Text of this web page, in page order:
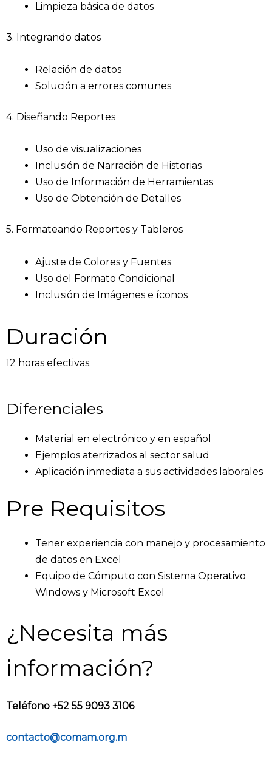
Limpieza básica de datos
3. Integrando datos
Relación de datos
Solución a errores comunes
4. Diseñando Reportes
Uso de visualizaciones
Inclusión de Narración de Historias
Uso de Información de Herramientas
Uso de Obtención de Detalles
5. Formateando Reportes y Tableros
Ajuste de Colores y Fuentes
Uso del Formato Condicional
Inclusión de Imágenes e íconos
Duración
12 horas efectivas.
Diferenciales
Material en electrónico y en español
Ejemplos aterrizados al sector salud
Aplicación inmediata a sus actividades laborales
Pre Requisitos
Tener experiencia con manejo y procesamiento
de datos en Excel
Equipo de Cómputo con Sistema Operativo
Windows y Microsoft Excel
¿Necesita más
información?
Teléfono +52 55 9093 3106
contacto@comam.org.m